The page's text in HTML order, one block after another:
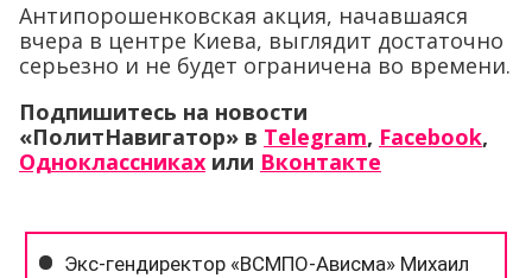
Антипорошенковская акция, начавшаяся
вчера в центре Киева, выглядит достаточно
серьезно и не будет ограничена во времени.
Подпишитесь на новости
«ПолитНавигатор» в Telegram, Facebook,
Одноклассниках или Вконтакте